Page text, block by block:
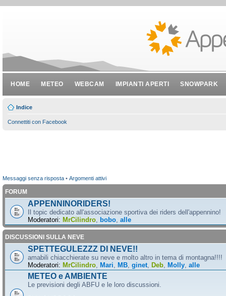
HOME METEO WEBCAM IMPIANTI APERTI SNOWPARK
Indice
Connettiti con Facebook
Messaggi senza risposta • Argomenti attivi
FORUM
APPENNINORIDERS!
Il topic dedicato all'associazione sportiva dei riders dell'appennino!
Moderatori: MrCilindro bobo alle
DISCUSSIONI SULLA NEVE
SPETTEGULEZZZ DI NEVE!!
amabili chiacchierate su neve e molto altro in tema di montagna!!!!
Moderatori: MrCilindro Mari MB ginet Deb Molly alle
METEO e AMBIENTE
Le previsioni degli ABFU e le loro discussioni.